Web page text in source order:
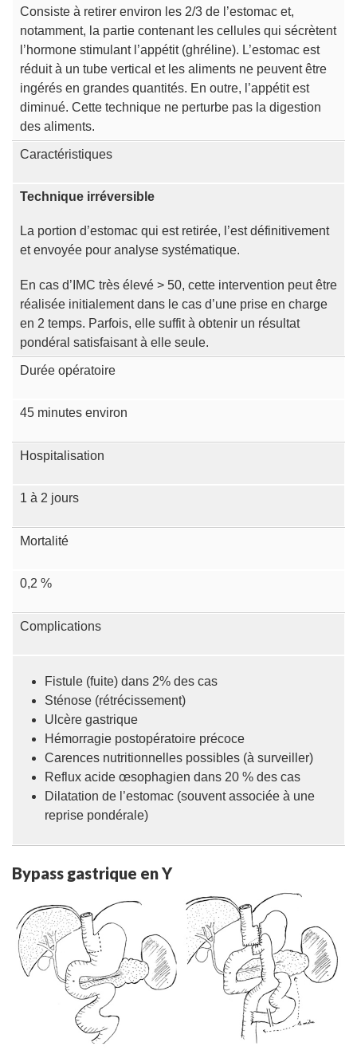
Consiste à retirer environ les 2/3 de l’estomac et,
notamment, la partie contenant les cellules qui sécrètent
l’hormone stimulant l’appétit (ghréline). L’estomac est
réduit à un tube vertical et les aliments ne peuvent être
ingérés en grandes quantités. En outre, l’appétit est
diminué. Cette technique ne perturbe pas la digestion
des aliments.
Caractéristiques
Technique irréversible
La portion d’estomac qui est retirée, l’est définitivement
et envoyée pour analyse systématique.
En cas d’IMC très élevé > 50, cette intervention peut être
réalisée initialement dans le cas d’une prise en charge
en 2 temps. Parfois, elle suffit à obtenir un résultat
pondéral satisfaisant à elle seule.
Durée opératoire
45 minutes environ
Hospitalisation
1 à 2 jours
Mortalité
0,2 %
Complications
Fistule (fuite) dans 2% des cas
Sténose (rétrécissement)
Ulcère gastrique
Hémorragie postopératoire précoce
Carences nutritionnelles possibles (à surveiller)
Reflux acide œsophagien dans 20 % des cas
Dilatation de l’estomac (souvent associée à une
reprise pondérale)
Bypass gastrique en Y